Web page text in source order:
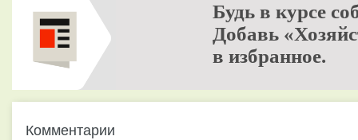
Будь в курсе
Добавь
в избранное.
Комментарии